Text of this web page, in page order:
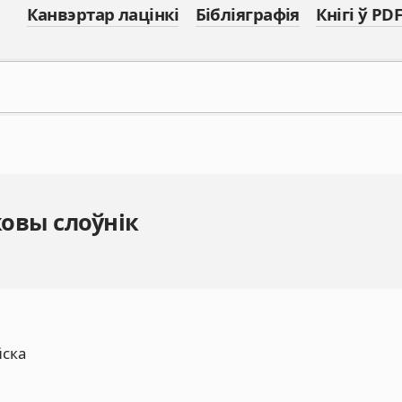
Канвэртар лацінкі Бібліяграфія Кнігі ў
слоўнік